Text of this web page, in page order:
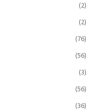
(2)
(2)
(76)
(56)
(3)
(56)
(36)